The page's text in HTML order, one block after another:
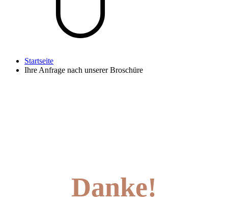
Startseite
Ihre Anfrage nach unserer Broschüre
Danke!